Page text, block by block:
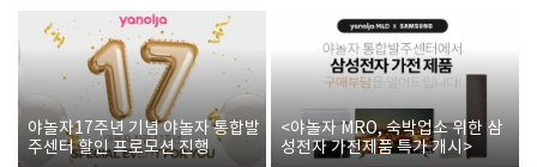
야놀자17주년 기념 야놀자 통합발
주센터 할인 프로모션 진행
<야놀자 MRO, 숙박업소 위한 삼
성전자 가전제품 특가 개시>